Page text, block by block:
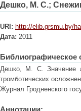
Дешко, М. С.;
URI: http://elib.grsmu.by/
Дата: 2011
Библиографическое
Дешко, М. С. Значение
тромботических
Журнал Гродненского
Аннотации: